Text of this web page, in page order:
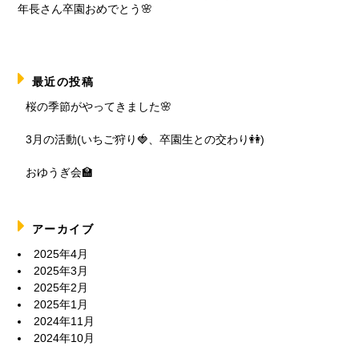
年長さん卒園おめでとう🌸
最近の投稿
桜の季節がやってきました🌸
3月の活動(いちご狩り🍓、卒園生との交わり👭)
おゆうぎ会🏫
アーカイブ
2025年4月
2025年3月
2025年2月
2025年1月
2024年11月
2024年10月